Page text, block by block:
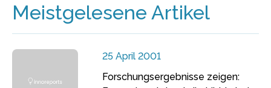
Meistgelesene Artikel
25 April 2001
Forschungsergebnisse zeigen: